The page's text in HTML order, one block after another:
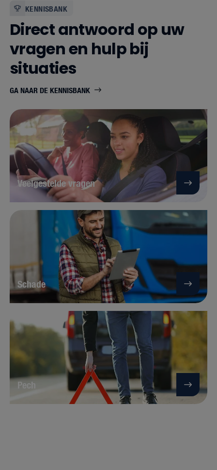
KENNISBANK
Direct antwoord op uw
vragen en hulp bij
situaties
GA NAAR DE KENNISBANK
Veelgestelde vragen
Schade
Pech